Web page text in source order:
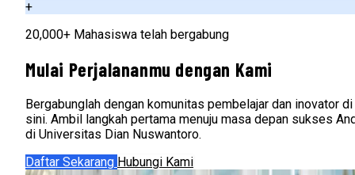
+
20,000+ Mahasiswa telah bergabung
Mulai Perjalananmu dengan Kami
Bergabunglah dengan komunitas pembelajar dan inovator di
sini. Ambil langkah pertama menuju masa depan sukses
di Universitas Dian Nuswantoro.
Daftar Sekarang Hubungi Kami